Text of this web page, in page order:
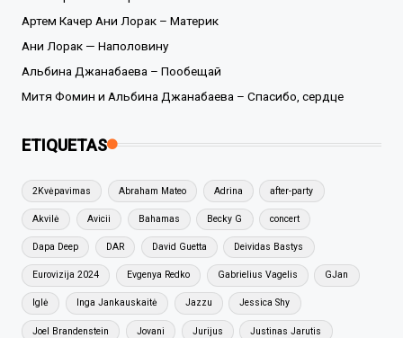
Артем Качер Ани Лорак – Материк
Ани Лорак — Наполовину
Альбина Джанабаева – Пообещай
Митя Фомин и Альбина Джанабаева – Спасибо, сердце
ETIQUETAS
2Kvėpavimas Abraham Mateo Adrina after-party
Akvilė Avicii Bahamas Becky G concert
Dapa Deep DAR David Guetta Deividas Bastys
Eurovizija 2024 Evgenya Redko Gabrielius Vagelis GJan
Iglė Inga Jankauskaitė Jazzu Jessica Shy
Joel Brandenstein Jovani Jurijus Justinas Jarutis